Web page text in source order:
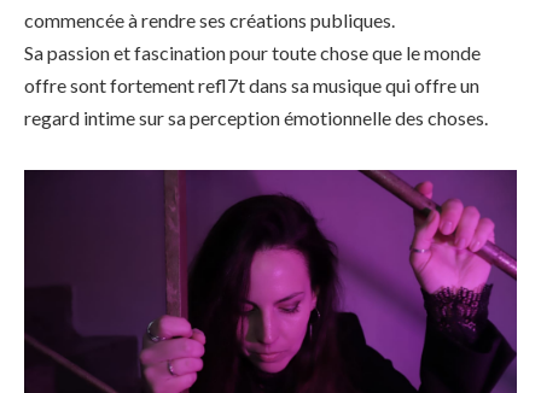
commencée à rendre ses créations publiques.
Sa passion et fascination pour toute chose que le monde
offre sont fortement refl7t dans sa musique qui offre un
regard intime sur sa perception émotionnelle des choses.